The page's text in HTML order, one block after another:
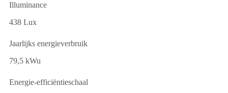
Illuminance
438 Lux
Jaarlijks energieverbruik
79,5 kWu
Energie-efficiëntieschaal